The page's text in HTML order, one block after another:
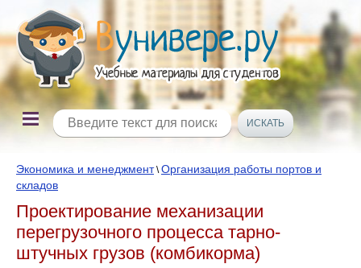
Экономика и менеджмент\Организация работы портов и
складов
Проектирование механизации
перегрузочного процесса тарно-
штучных грузов (комбикорма)